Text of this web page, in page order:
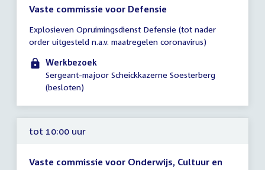
Vaste commissie voor Defensie
vergadering
10:00
15:30
Explosieven Opruimingsdienst Defensie (tot nader
order uitgesteld n.a.v. maatregelen coronavirus)
Werkbezoek
Sergeant-majoor Scheickkazerne Soesterberg
(besloten)
tot 10:00 uur
Vaste commissie voor Onderwijs, Cultuur en